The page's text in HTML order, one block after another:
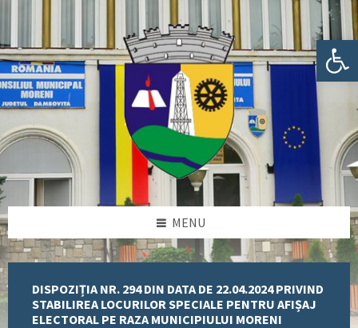
Deschide bara de unelte
sidebar
sidebar
MENU
DISPOZIȚIA NR. 294 DIN DATA DE 22.04.2024 PRIVIND
STABILIREA LOCURILOR SPECIALE PENTRU AFIȘAJ
ELECTORAL PE RAZA MUNICIPIULUI MORENI